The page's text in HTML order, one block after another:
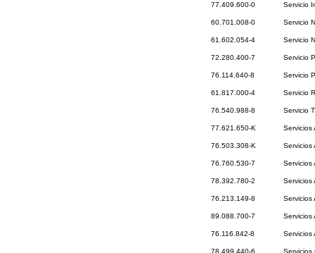
77.409.600-0 Servicio
60.701.008-0 Servicio
61.602.054-4 Servicio
72.280.400-7 Servicio
76.114.640-8 Servicio
61.817.000-4 Servicio
76.540.988-8 Servicio
77.621.650-K Servicios
76.503.308-K Servicios
76.760.530-7 Servicios
78.392.780-2 Servicios
76.213.149-8 Servicios
89.088.700-7 Servicios
76.116.842-8 Servicios
78.499.440-6 Servicios